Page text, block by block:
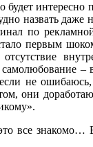
будет интересно
назвать
по рекламной
первым
самолюбование
не
они
все знакомо…